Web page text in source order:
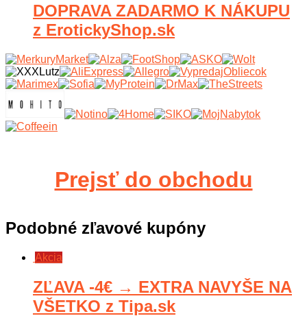
DOPRAVA ZADARMO K NÁKUPU
z ErotickyShop.sk
Prejsť do obchodu
Podobné zľavové kupóny
Akcia
ZĽAVA -4€ → EXTRA NAVYŠE NA
VŠETKO z Tipa.sk